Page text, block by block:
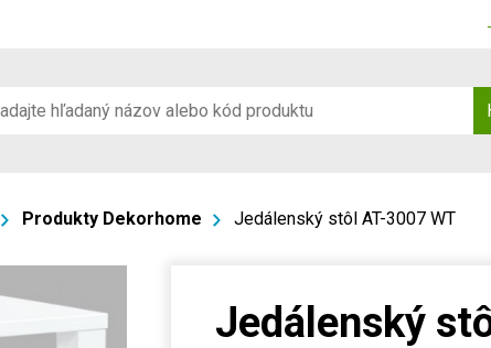
Produkty Dekorhome Jedálenský stôl AT-3007 WT
Jedálenský